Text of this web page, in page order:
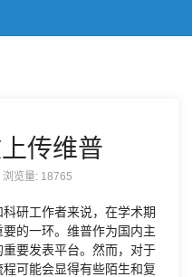
传维普
览量: 18765
研工作者来说，在学术期
的一环。维普作为国内主
要发表平台。然而，对于
可能会显得有些陌生和复